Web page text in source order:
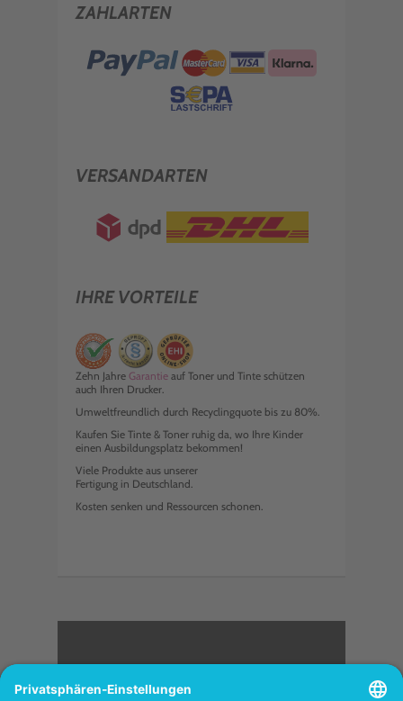
ZAHLARTEN
VERSANDARTEN
IHRE VORTEILE
Zehn Jahre Garantie auf Toner und Tinte schützen
auch Ihren Drucker.
Umweltfreundlich durch Recyclingquote bis zu 80%.
Kaufen Sie Tinte & Toner ruhig da, wo Ihre Kinder
einen Ausbildungsplatz bekommen!
Viele Produkte aus unserer
Fertigung in Deutschland.
Kosten senken und Ressourcen schonen.
<